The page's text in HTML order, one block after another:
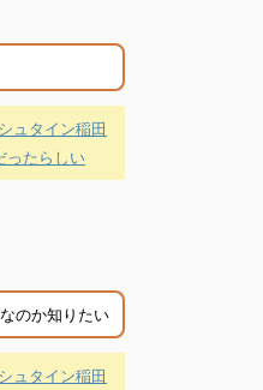
ュタイン稲田
ったらしい
のか知りたい
ュタイン稲田